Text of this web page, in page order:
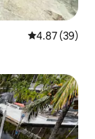
平均评分
4.87 (39)